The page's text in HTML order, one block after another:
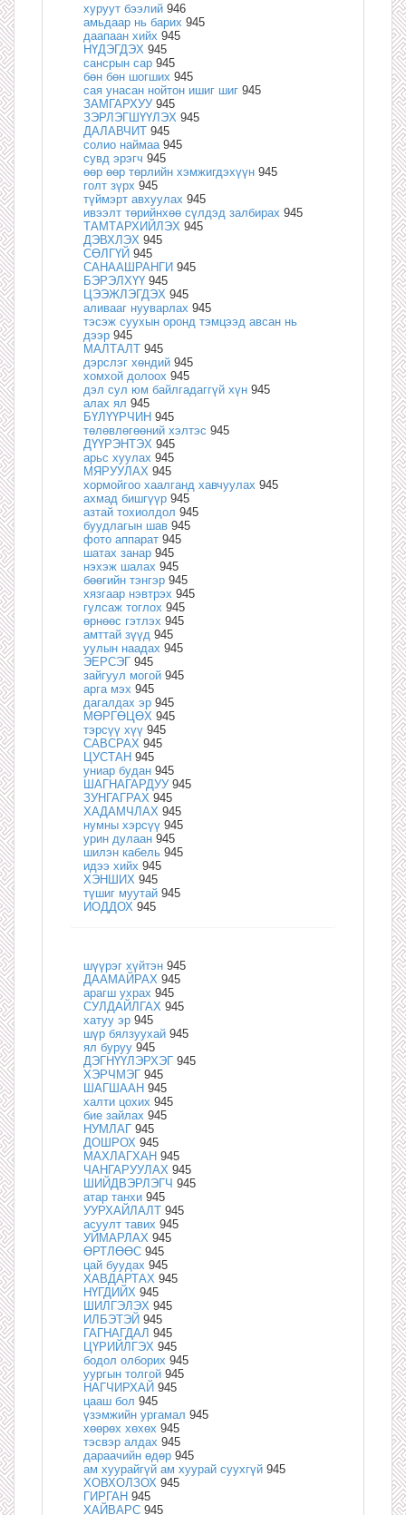
хуруут бээлий 946
амьдаар нь барих 945
даапаан хийх 945
НҮДЭГДЭХ 945
сансрын сар 945
бөн бөн шогших 945
сая унасан нойтон ишиг шиг 945
ЗАМГАРХУУ 945
ЗЭРЛЭГШҮҮЛЭХ 945
ДАЛАВЧИТ 945
солио наймаа 945
сувд эрэгч 945
өөр өөр төрлийн хэмжигдэхүүн 945
голт зүрх 945
түймэрт авхуулах 945
ивээлт төрийнхөө сүлдэд залбирах 945
ТАМТАРХИЙЛЭХ 945
ДЭВХЛЭХ 945
СӨЛГҮЙ 945
САНААШРАНГИ 945
БЭРЭЛХҮҮ 945
ЦЭЭЖЛЭГДЭХ 945
аливааг нууварлах 945
тэсэж суухын оронд тэмцээд авсан нь
дээр 945
МАЛТАЛТ 945
дэрслэг хөндий 945
хомхой долоох 945
дэл сул юм байлгадаггүй хүн 945
алах ял 945
БҮЛҮҮРЧИН 945
төлөвлөгөөний хэлтэс 945
ДҮҮРЭНТЭХ 945
арьс хуулах 945
МЯРУУЛАХ 945
хормойгоо хаалганд хавчуулах 945
ахмад бишгүүр 945
азтай тохиолдол 945
буудлагын шав 945
фото аппарат 945
шатах занар 945
нэхэж шалах 945
бөөгийн тэнгэр 945
хязгаар нэвтрэх 945
гулсаж тоглох 945
өрнөөс гэтлэх 945
амттай зүүд 945
уулын наадах 945
ЭЕРСЭГ 945
зайгуул могой 945
арга мэх 945
дагалдах эр 945
МӨРГӨЦӨХ 945
тэрсүү хүү 945
САВСРАХ 945
ЦУСТАН 945
униар будан 945
ШАГНАГАРДУУ 945
ЗУНГАГРАХ 945
ХАДАМЧЛАХ 945
нумны хэрсүү 945
урин дулаан 945
шилэн кабель 945
идээ хийх 945
ХЭНШИХ 945
түшиг муутай 945
ИОДДОХ 945
шүүрэг хүйтэн 945
ДААМАЙРАХ 945
арагш ухрах 945
СУЛДАЙЛГАХ 945
хатуу эр 945
шүр бялзуухай 945
ял буруу 945
ДЭГНҮҮЛЭРХЭГ 945
ХЭРЧМЭГ 945
ШАГШААН 945
халти цохих 945
бие зайлах 945
НУМЛАГ 945
ДОШРОХ 945
МАХЛАГХАН 945
ЧАНГАРУУЛАХ 945
ШИЙДВЭРЛЭГЧ 945
атар танхи 945
УУРХАЙЛАЛТ 945
асуулт тавих 945
УЙМАРЛАХ 945
ӨРТЛӨӨС 945
цай буудах 945
ХАВДАРТАХ 945
НҮГДИЙХ 945
ШИЛГЭЛЭХ 945
ИЛБЭТЭЙ 945
ГАГНАГДАЛ 945
ЦҮРИЙЛГЭХ 945
бодол олборих 945
уургын толгой 945
НАГЧИРХАЙ 945
цааш бол 945
үзэмжийн ургамал 945
хөөрөх хөхөх 945
тэсвэр алдах 945
дараачийн өдөр 945
ам хуурайгүй ам хуурай суухгүй 945
ХОВХОЛЗОХ 945
ГИРГАН 945
ХАЙВАРС 945